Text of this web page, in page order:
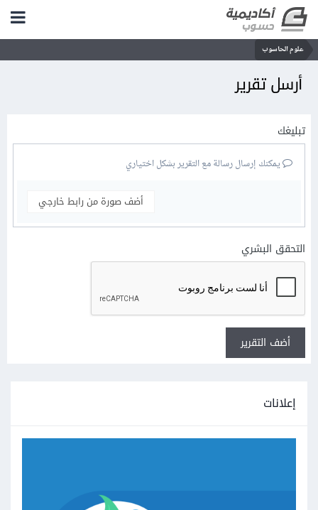
علوم الحاسوب
أرسل تقرير
تبليغك
يمكنك إرسال رسالة مع التقرير بشكل اختياري
أضف صورة من رابط خارجي
التحقق البشري
أضف التقرير
إعلانات